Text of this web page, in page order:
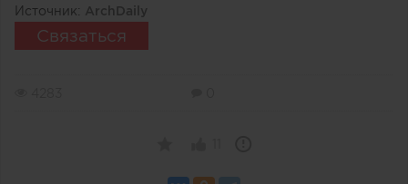
Источник: ArchDaily
Связаться